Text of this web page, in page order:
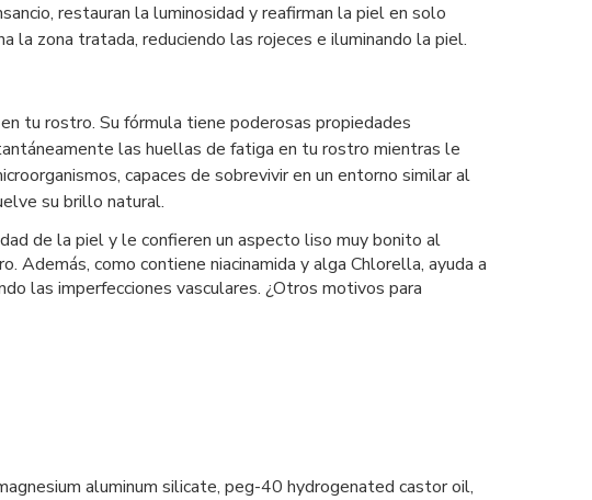
restauran la luminosidad y reafirman la piel en solo
la zona tratada, reduciendo las rojeces e iluminando la piel.
tu rostro. Su fórmula tiene poderosas propiedades
las huellas de fatiga en tu rostro mientras le
capaces de sobrevivir en un entorno similar al
su brillo natural.
de la piel y le confieren un aspecto liso muy bonito al
como contiene niacinamida y alga Chlorella, ayuda a
las imperfecciones vasculares. ¿Otros motivos para
aluminum silicate, peg-40 hydrogenated castor oil,